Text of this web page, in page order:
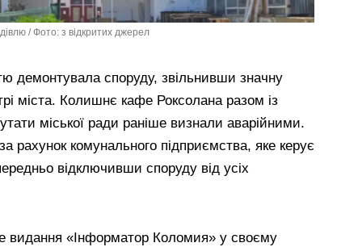
/ Фото: з відкритих джерел
демонтувала споруду, звільнивши значну
міста. Колишнє кафе Роксолана разом із
міської ради раніше визнали аварійними.
рахунок комунального підприємства, яке керує
відключивши споруду від усіх
видання «Інформатор Коломия» у своєму